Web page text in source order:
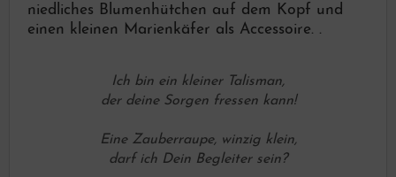
niedliches Blumenhütchen auf dem Kopf und
einen kleinen Marienkäfer als Accessoire. .
Ich bin ein kleiner Talisman,
der deine Sorgen fressen kann!
Eine Zauberraupe, winzig klein,
darf ich Dein Begleiter sein?